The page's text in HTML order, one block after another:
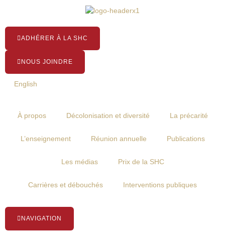
contenu
ADHÉRER À LA SHC
NOUS JOINDRE
English
À propos Décolonisation et diversité La précarité
L’enseignement Réunion annuelle Publications
Les médias Prix de la SHC
Carrières et débouchés Interventions publiques
NAVIGATION